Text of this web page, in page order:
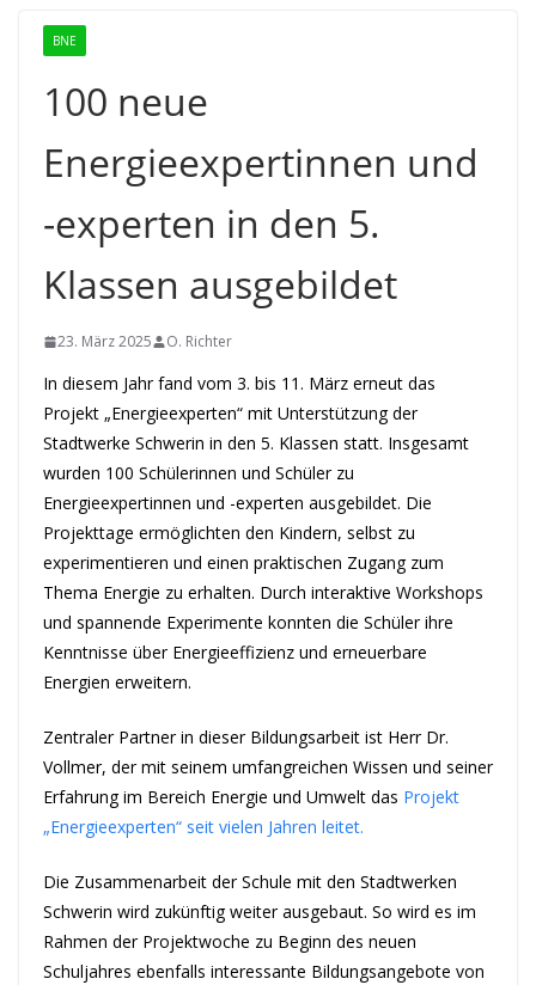
BNE
100 neue
Energieexpertinnen und
-experten in den 5.
Klassen ausgebildet
23. März 2025 O. Richter
In diesem Jahr fand vom 3. bis 11. März erneut das
Projekt „Energieexperten“ mit Unterstützung der
Stadtwerke Schwerin in den 5. Klassen statt. Insgesamt
wurden 100 Schülerinnen und Schüler zu
Energieexpertinnen und -experten ausgebildet. Die
Projekttage ermöglichten den Kindern, selbst zu
experimentieren und einen praktischen Zugang zum
Thema Energie zu erhalten. Durch interaktive Workshops
und spannende Experimente konnten die Schüler ihre
Kenntnisse über Energieeffizienz und erneuerbare
Energien erweitern.
Zentraler Partner in dieser Bildungsarbeit ist Herr Dr.
Vollmer, der mit seinem umfangreichen Wissen und seiner
Erfahrung im Bereich Energie und Umwelt das Projekt
„Energieexperten“ seit vielen Jahren leitet.
Die Zusammenarbeit der Schule mit den Stadtwerken
Schwerin wird zukünftig weiter ausgebaut. So wird es im
Rahmen der Projektwoche zu Beginn des neuen
Schuljahres ebenfalls interessante Bildungsangebote von